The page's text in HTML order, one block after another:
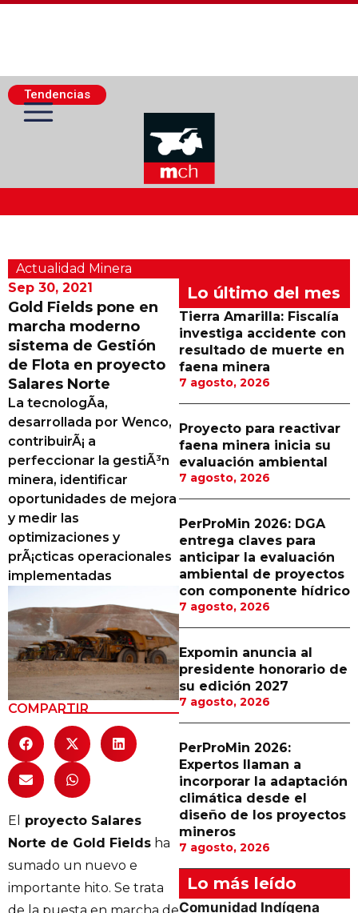
Tendencias
Actualidad Minera
Minería Superficie
Minerí­a Subterránea
Proveedores
Canal Digital
Columnas de Opinión
Designaciones
Calendario de Eventos
Revistas Digital
Siguenos
Actualidad Minera
Sep 30, 2021
Gold Fields pone en
marcha moderno
sistema de Gestión
de Flota en proyecto
Salares Norte
La tecnologÃ­a,
desarrollada por Wenco,
contribuirÃ¡ a
perfeccionar la gestiÃ³n
minera, identificar
oportunidades de mejora
y medir las
optimizaciones y
prÃ¡cticas operacionales
implementadas
COMPARTIR
El
proyecto Salares
Norte de Gold Fields ha
sumado un nuevo e
importante hito. Se trata
de la puesta en marcha de
Lo último del mes
Tierra Amarilla: Fiscalía
investiga accidente con
resultado de muerte en
faena minera
7 agosto, 2026
Proyecto para reactivar
faena minera inicia su
evaluación ambiental
7 agosto, 2026
PerProMin 2026: DGA
entrega claves para
anticipar la evaluación
ambiental de proyectos
con componente hídrico
7 agosto, 2026
Expomin anuncia al
presidente honorario de
su edición 2027
7 agosto, 2026
PerProMin 2026:
Expertos llaman a
incorporar la adaptación
climática desde el
diseño de los proyectos
mineros
7 agosto, 2026
Lo más leído
Comunidad Indígena